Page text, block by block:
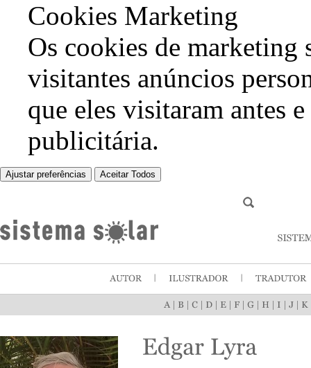
Cookies Marketing
Os cookies de marketing
visitantes anúncios
que eles visitaram antes
publicitária.
Ajustar preferências Aceitar Todos